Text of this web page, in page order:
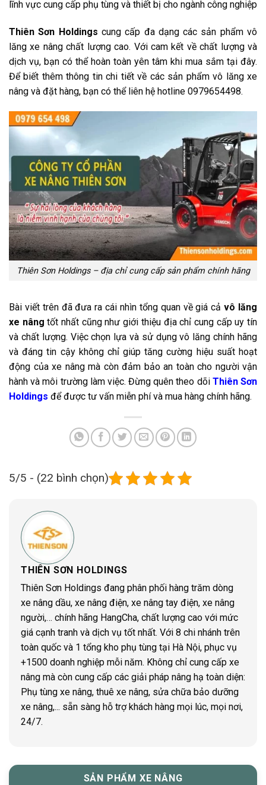
lĩnh vực cung cấp phụ tùng và thiết bị cho ngành công nghiệp
Thiên Sơn Holdings cung cấp đa dạng các sản phẩm vô
lăng xe nâng chất lượng cao. Với cam kết về chất lượng và
dịch vụ, bạn có thể hoàn toàn yên tâm khi mua sắm tại đây.
Để biết thêm thông tin chi tiết về các sản phẩm vô lăng xe
nâng và đặt hàng, bạn có thể liên hệ hotline 0979654498.
Thiên Sơn Holdings – địa chỉ cung cấp sản phẩm chính hãng
Bài viết trên đã đưa ra cái nhìn tổng quan về giá cả vô lăng
xe nâng tốt nhất cũng như giới thiệu địa chỉ cung cấp uy tín
và chất lượng. Việc chọn lựa và sử dụng vô lăng chính hãng
và đáng tin cậy không chỉ giúp tăng cường hiệu suất hoạt
động của xe nâng mà còn đảm bảo an toàn cho người vận
hành và môi trường làm việc. Đừng quên theo dõi Thiên Sơn
Holdings để được tư vấn miễn phí và mua hàng chính hãng.
5/5 - (22 bình chọn)
THIÊN SƠN HOLDINGS
Thiên Sơn Holdings đang phân phối hàng trăm dòng
xe nâng dầu, xe nâng điện, xe nâng tay điện, xe nâng
người,… chính hãng HangCha, chất lượng cao với mức
giá cạnh tranh và dịch vụ tốt nhất. Với 8 chi nhánh trên
toàn quốc và 1 tổng kho phụ tùng tại Hà Nội, phục vụ
+1500 doanh nghiệp mỗi năm. Không chỉ cung cấp xe
nâng mà còn cung cấp các giải pháp nâng hạ toàn diện:
Phụ tùng xe nâng, thuê xe nâng, sửa chữa bảo dưỡng
xe nâng,... sẵn sàng hỗ trợ khách hàng mọi lúc, mọi nơi,
24/7.
SẢN PHẨM XE NÂNG